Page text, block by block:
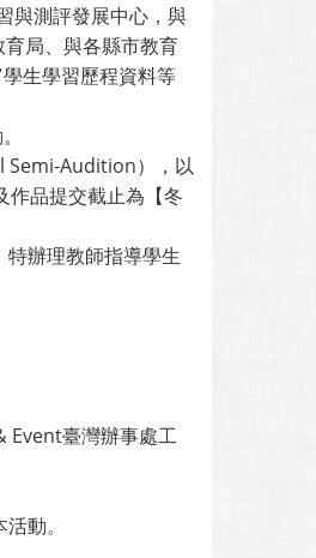
與測評發展中心，與
局、與各縣市教育
生學習歷程資料等
Semi-Audition），以
作品提交截止為【冬
辦理教師指導學生
Event臺灣辦事處工
動。